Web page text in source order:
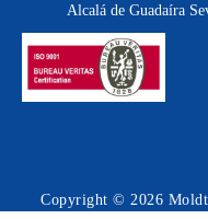
Alcalá de Guadaíra
Copyright © 2026